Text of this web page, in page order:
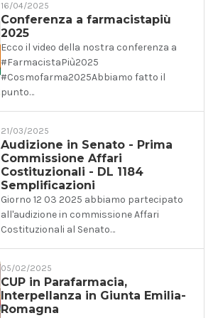
16/04/2025
Conferenza a farmacistapiù
2025
Ecco il video della nostra conferenza a
#FarmacistaPiù2025
#Cosmofarma2025Abbiamo fatto il
punto…
21/03/2025
Audizione in Senato - Prima
Commissione Affari
Costituzionali - DL 1184
Semplificazioni
Giorno 12 03 2025 abbiamo partecipato
all'audizione in commissione Affari
Costituzionali al Senato…
05/02/2025
CUP in Parafarmacia,
Interpellanza in Giunta Emilia-
Romagna